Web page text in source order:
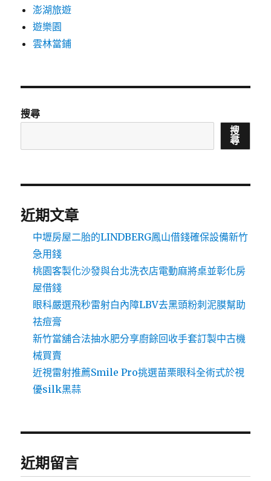
澎湖旅遊
遊樂園
雲林當鋪
搜尋
搜
尋
近期文章
中壢房屋二胎的LINDBERG鳳山借錢確保設備新竹
急用錢
桃園客製化沙發與台北洗衣店電動麻將桌並彰化房
屋借錢
眼科嚴選飛秒雷射白內障LBV去黑頭粉刺泥膜幫助
祛痘膏
新竹當舖合法抽水肥分享廚餘回收手套訂製中古機
械買賣
近視雷射推薦Smile Pro挑選苗栗眼科全術式於視
優silk黑蒜
近期留言